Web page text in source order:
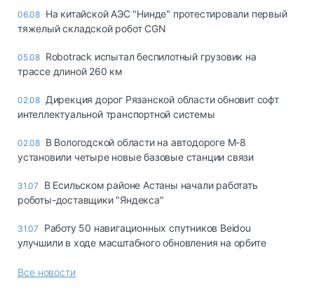
06.08 На китайской АЭС "Нинде" протестировали первый
тяжелый складской робот CGN
05.08 Robotrack испытал беспилотный грузовик на
трассе длиной 260 км
02.08 Дирекция дорог Рязанской области обновит софт
интеллектуальной транспортной системы
02.08 В Вологодской области на автодороге М-8
установили четыре новые базовые станции связи
31.07
В Есильском районе Астаны начали работать
роботы-доставщики "Яндекса"
31.07
Работу 50 навигационных спутников Beidou
улучшили в ходе масштабного обновления на орбите
Все новости